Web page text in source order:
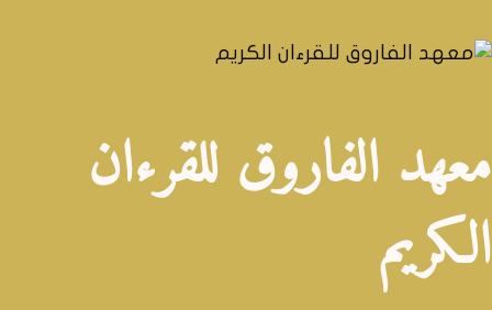
كوفيد-19
English
معهد الفاروق للقرءان
الكريم